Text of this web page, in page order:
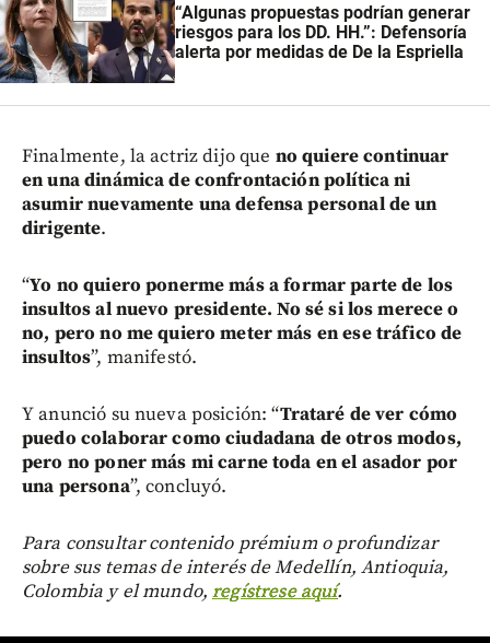
“Algunas propuestas podrían generar
riesgos para los DD. HH.”: Defensoría
alerta por medidas de De la Espriella
Finalmente, la actriz dijo que no quiere continuar
en una dinámica de confrontación política ni
asumir nuevamente una defensa personal de un
dirigente.
“Yo no quiero ponerme más a formar parte de los
insultos al nuevo presidente. No sé si los merece o
no, pero no me quiero meter más en ese tráfico de
insultos”, manifestó.
Y anunció su nueva posición: “Trataré de ver cómo
puedo colaborar como ciudadana de otros modos,
pero no poner más mi carne toda en el asador por
una persona”, concluyó.
Para consultar contenido prémium o profundizar
sobre sus temas de interés de Medellín, Antioquia,
Colombia y el mundo,regístrese aquí.